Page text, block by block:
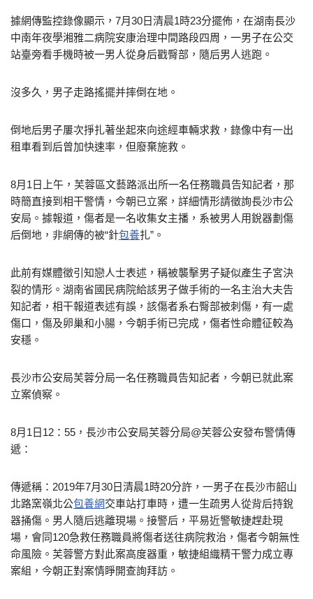
據網傳監控錄像顯示，7月30日清晨1時23分擺佈，在湖南長沙
中南年夜學湘雅二病院安康治理中間路段四周，一男子在公交
站臺旁看手機時被一男人從身后戳臀部，隨后男人逃跑。
沒多久，男子走路搖擺并摔倒在地。
倒地后男子屢次掙扎著坐起來向途經車輛求救，錄像中有一出
租車看到后曾加快速率，但廢棄施救。
8月1日上午，芙蓉區文藝路派出所一名任務職員告知記者，那
時簡直接到相干警情，今朝已立案，詳細情形請徵詢長沙市公
安局。據報道，傷者是一名收集女主播，系被男人用銳器劃傷
后倒地，非網傳的被“針包養扎”。
此前有媒體徵引知戀人士表述，稱被襲擊男子疑似產生子宮決
裂的情形。湖南省國民病院給該男子做手術的一名主治大夫告
知記者，相干報道表述有誤，該傷者系右臀部被刺傷，有一處
傷口，傷及卵巢和小腸，今朝手術已完成，傷者性命體征較為
安穩。
長沙市公安局芙蓉分局一名任務職員告知記者，今朝已就此案
立案偵察。
8月1日12：55，長沙市公安局芙蓉分局@芙蓉公安發布警情傳
遞：
傳遞稱：2019年7月30日清晨1時20分許，一男子在長沙市韶山
北路窯嶺北公包養網交車站打車時，遭一生疏男人從背后持銳
器捅傷。男人隨后逃離現場。接警后，平易近警敏捷趕赴現
場，會同120急救任務職員將傷者送往病院救治，傷者今朝無性
命風險。芙蓉警方對此案高度器重，敏捷組織精干警力成立專
案組，今朝正對案情睜開查詢拜訪。